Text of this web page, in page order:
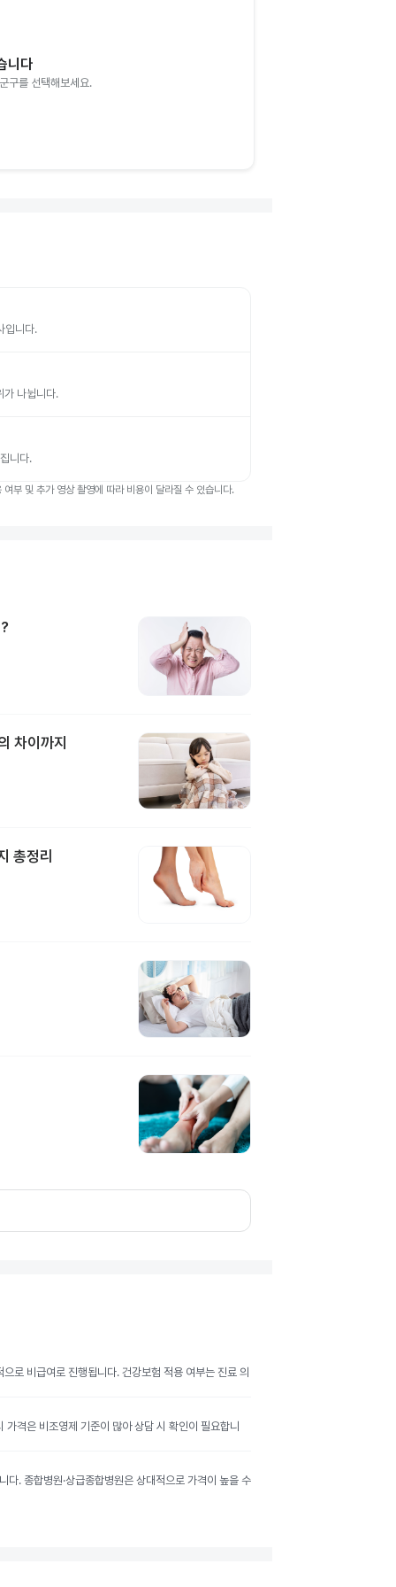
니다
구를 선택해보세요.
입니다.
가 나뉩니다.
니다.
부 및 추가 영상 촬영에 따라 비용이 달라질 수 있습니다.
차이까지
총정리
로 비급여로 진행됩니다. 건강보험 적용 여부는 진료 의
격은 비조영제 기준이 많아 상담 시 확인이 필요합니
. 종합병원·상급종합병원은 상대적으로 가격이 높을 수